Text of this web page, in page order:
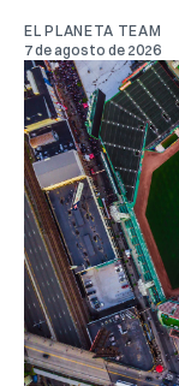
EL PLANETA TEAM
7 de agosto de 2026